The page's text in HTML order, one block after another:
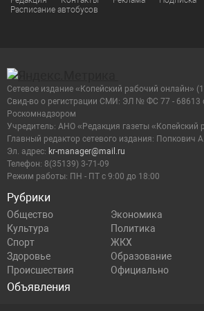
Расписание автобусов
Рубрики
Общество
Экономика
Культура
Политика
Спорт
ЖКХ
Здоровье
Образование
Происшествия
Официально
Объявления
Сетевое издание «Копейский рабочий онлайн»
Cвид-во о регистрации СМИ: ЭЛ № ФС 77 - 68613
Роскомнадзором
Учредитель: АНО «Редакция газеты «Копейский
Главный редактор сетевого издания: Попкович А.
Эл. адрес: kr-manager@mail.ru
Телефон: 8(35139) 3-71-09
Режим работы: ПН - ПТ с 9:00 до 18:00